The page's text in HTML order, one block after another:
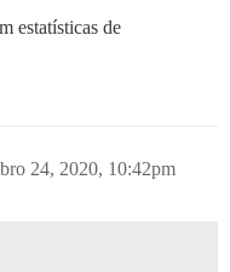
estatísticas de
24, 2020, 10:42pm